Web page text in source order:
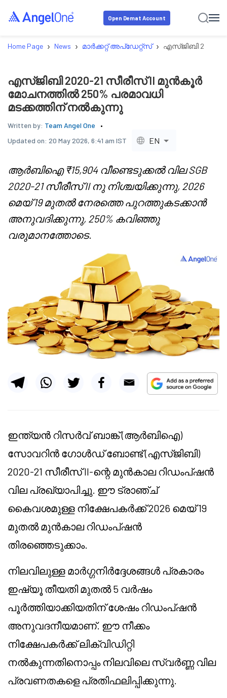
Open Demat Account
Home Page › News › മാർക്കറ്റ് അപ്‌ഡേറ്റ്സ് › എസ്‌ജിബി 2020-
എസ്‌ജിബി 2020-21 സീരീസ് II മുൻകൂർ
മോചനത്തിൽ 250% പരമാവധി
മടക്കത്തിന് നൽകുന്നു
Written by: Team Angel One
Updated on: 20 May 2026, 6:41 am IST EN
ആർബിഐ ₹15,904 വീണ്ടെടുക്കൽ വില SGB
2020-21 സീരീസ് II നു നിശ്ചയിക്കുന്നു, 2026
മെയ് 19 മുതൽ നേരത്തെ പുറത്തുകടക്കാൻ
അനുവദിക്കുന്നു, 250% കവിഞ്ഞു
വരുമാനത്തോടെ.
ഇന്ത്യൻ റിസർവ് ബാങ്ക് (ആർബിഐ)
സോവറിൻ ഗോൾഡ് ബോണ്ട് (എസ്‌ജിബി)
2020-21 സീരീസ് II-ന്റെ മുൻകാല റിഡംപ്ഷൻ
വില പ്രഖ്യാപിച്ചു. ഈ ട്രാഞ്ച്
കൈവശമുള്ള നിക്ഷേപകർക്ക് 2026 മെയ് 19
മുതൽ മുൻകാല റിഡംപ്ഷൻ
തിരഞ്ഞെടുക്കാം.
നിലവിലുള്ള മാർഗ്ഗനിർദ്ദേശങ്ങൾ പ്രകാരം
ഇഷ്യൂ തീയതി മുതൽ 5 വർഷം
പൂർത്തിയാക്കിയതിന് ശേഷം റിഡംപ്ഷൻ
അനുവദനീയമാണ്. ഈ നീക്കം
നിക്ഷേപകർക്ക് ലിക്വിഡിറ്റി
നൽകുന്നതിനൊപ്പം നിലവിലെ സ്വർണ്ണ വില
പ്രവണതകളെ പ്രതിഫലിപ്പിക്കുന്നു.